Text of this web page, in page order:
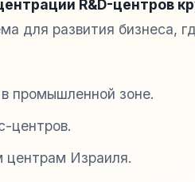
R&D-центров
для развития бизнеса,
промышленной зоне.
центров.
центрам Израиля.